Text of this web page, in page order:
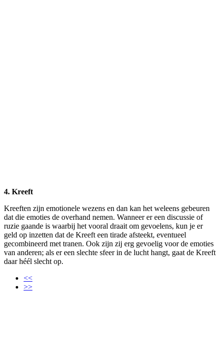
4. Kreeft
Kreeften zijn emotionele wezens en dan kan het weleens gebeuren
dat die emoties de overhand nemen. Wanneer er een discussie of
ruzie gaande is waarbij het vooral draait om gevoelens, kun je er
geld op inzetten dat de Kreeft een tirade afsteekt, eventueel
gecombineerd met tranen. Ook zijn zij erg gevoelig voor de emoties
van anderen; als er een slechte sfeer in de lucht hangt, gaat de Kreeft
daar héél slecht op.
<<
>>